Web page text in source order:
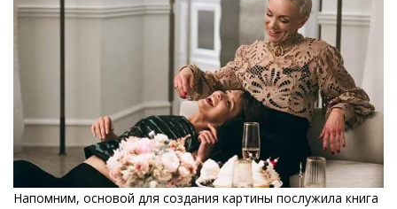
Напомним, основой для создания картины послужила книга